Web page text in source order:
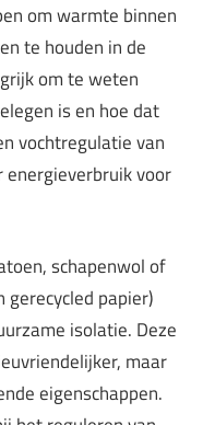
om warmte binnen
te houden in de
om te weten
is en hoe dat
vochtregulatie van
voor
schapenwol of
papier)
isolatie. Deze
maar
eigenschappen.